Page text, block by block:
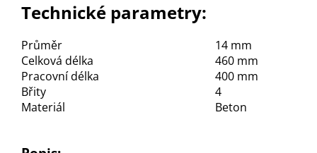
Technické parametry:
Průměr
14 mm
Celková délka
460 mm
Pracovní délka
400 mm
Břity
4
Materiál
Beton